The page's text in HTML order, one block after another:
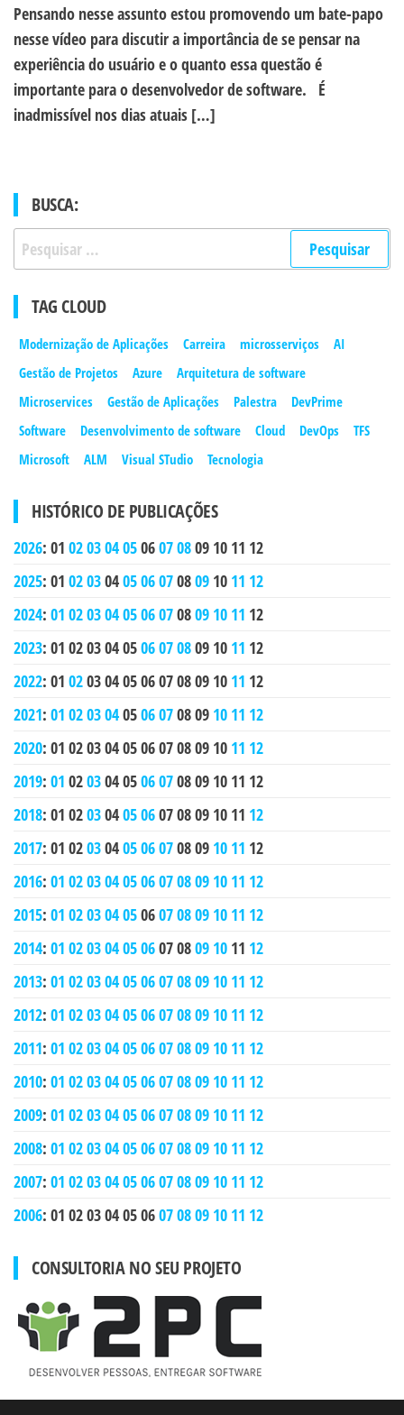
Pensando nesse assunto estou promovendo um bate-papo
nesse vídeo para discutir a importância de se pensar na
experiência do usuário e o quanto essa questão é
importante para o desenvolvedor de software. É
inadmissível nos dias atuais […]
BUSCA:
Pesquisar
por:
TAG CLOUD
Modernização de Aplicações Carreira microsserviços
AI
Gestão de Projetos
Azure
Arquitetura de software
Microservices
Gestão de Aplicações Palestra
DevPrime
Software
Desenvolvimento de software Cloud DevOps
TFS
Microsoft
ALM Visual STudio Tecnologia
HISTÓRICO DE PUBLICAÇÕES
2026: 01 0203040506070809 10 11 12
2025: 01 0203040506070809 10 11 12
2024: 01 0203040506070809 10 11 12
2023: 01 0203040506070809 10 11 12
2022: 01 0203040506070809 10 11 12
2021: 01 0203040506070809 10 11 12
2020: 01 0203040506070809 10 11 12
2019: 01 0203040506070809 10 11 12
2018: 01 0203040506070809 10 11 12
2017: 01 0203040506070809 10 11 12
2016: 01 0203040506070809 10 11 12
2015: 01 0203040506070809 10 11 12
2014: 01 0203040506070809 10 11 12
2013: 01 0203040506070809 10 11 12
2012: 01 0203040506070809 10 11 12
2011: 01 0203040506070809 10 11 12
2010: 01 0203040506070809 10 11 12
2009: 01 0203040506070809 10 11 12
2008: 01 0203040506070809 10 11 12
2007: 01 0203040506070809 10 11 12
2006: 01 0203040506070809 10 11 12
CONSULTORIA NO SEU PROJETO